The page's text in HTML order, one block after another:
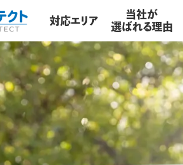
対応エリア
当社が
選ばれる理由